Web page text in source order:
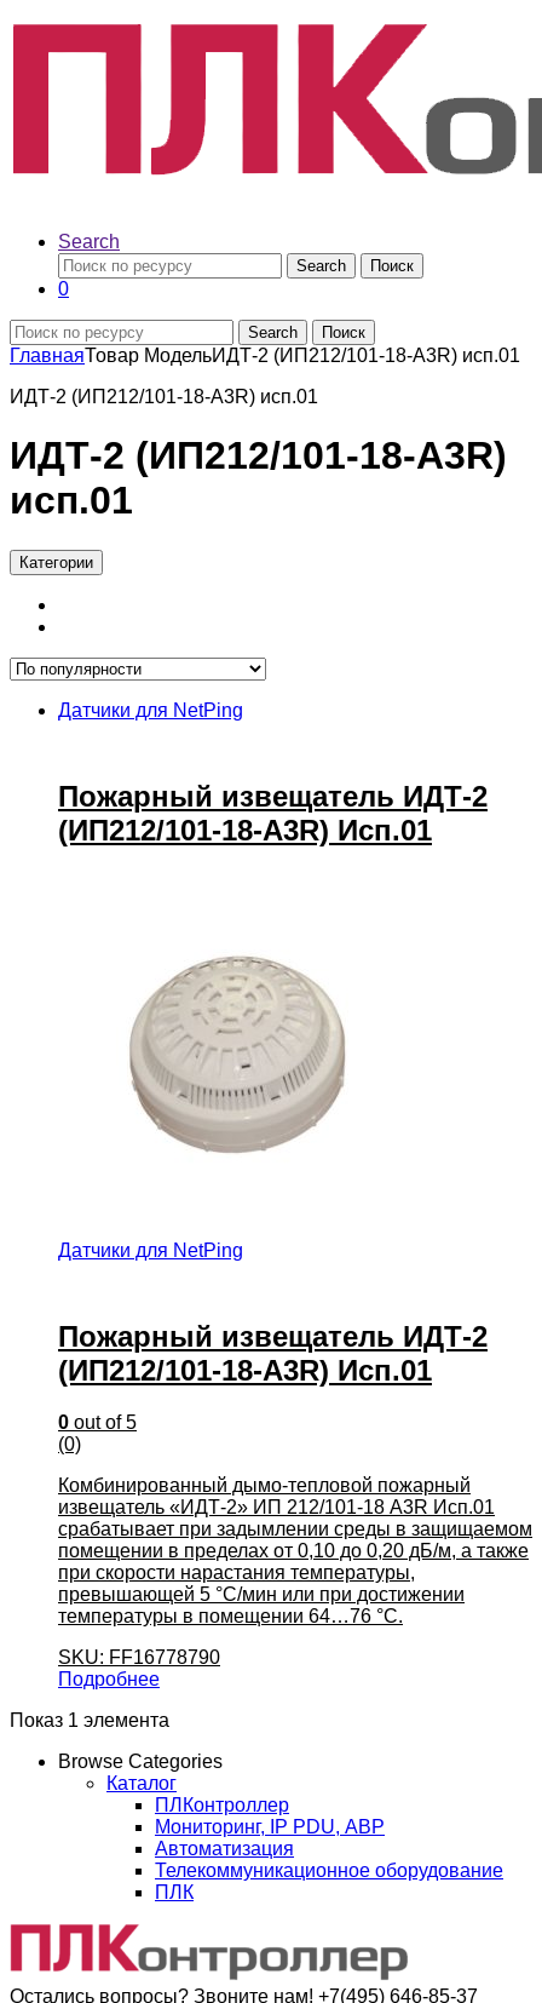
Search
Search Поиск
0
Search Поиск
ГлавнаяТовар МодельИДТ-2 (ИП212/101-18-А3R) исп.01
ИДТ-2 (ИП212/101-18-А3R) исп.01
ИДТ-2 (ИП212/101-18-А3R)
исп.01
Категории
Датчики для NetPing
Пожарный извещатель ИДТ-2
(ИП212/101-18-А3R) Исп.01
Датчики для NetPing
Пожарный извещатель ИДТ-2
(ИП212/101-18-А3R) Исп.01
0 out of 5
(0)
Комбинированный дымо-тепловой пожарный
извещатель «ИДТ-2» ИП 212/101-18 А3R Исп.01
срабатывает при задымлении среды в защищаемом
помещении в пределах от 0,10 до 0,20 дБ/м, а также
при скорости нарастания температуры,
превышающей 5 °С/мин или при достижении
температуры в помещении 64…76 °С.
SKU: FF16778790
Подробнее
Показ 1 элемента
Browse Categories
Каталог
ПЛКонтроллер
Мониторинг, IP PDU, АВР
Автоматизация
Телекоммуникационное оборудование
ПЛК
Остались вопросы? Звоните нам! +7(495) 646-85-37